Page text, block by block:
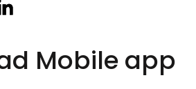
Mobile app